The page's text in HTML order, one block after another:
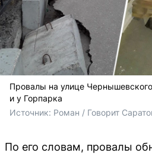
Провалы на улице
и у Горпарка
Источник: Роман / Говорит
По его словам, провалы